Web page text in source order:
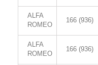
ALFA
ROMEO
166 (936)
ALFA
ROMEO
166 (936)